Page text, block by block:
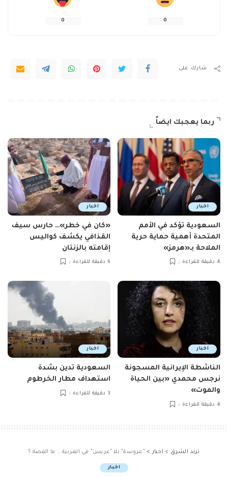
0
0
شارك على
ربما يعجبك ايضاً
اخبار
السعودية تؤكد في الأمم
المتحدة أهمية حماية حرية
الملاحة بـ«هرمز»
4 دقيقة للقراءة
اخبار
«كان في خطر»… حارس سيف
القذافي يكشف كواليس
إقامته بالزنتان
6 دقيقة للقراءة
اخبار
الناشطة الإيرانية المسجونة
نرجس محمدي «بين الحياة
والموت»
4 دقيقة للقراءة
اخبار
السعودية تدين بشدة
استهداف مطار الخرطوم
3 دقيقة للقراءة
ترند الشرق > اخبار > "عروسة" بلا "عريس" في الغربية … ما القصة ؟
اخبار